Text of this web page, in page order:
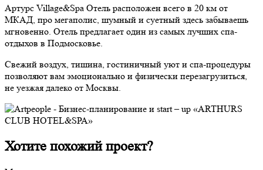
Артурс Village&Spa Отель расположен всего в 20 км от
МКАД, про мегаполис, шумный и суетный здесь забываешь
мгновенно. Отель предлагает один из самых лучших спа-
отдыхов в Подмосковье.
Свежий воздух, тишина, гостиничный уют и спа-процедуры
позволяют вам эмоционально и физически перезагрузиться,
не уезжая далеко от Москвы.
Хотите похожий проект?